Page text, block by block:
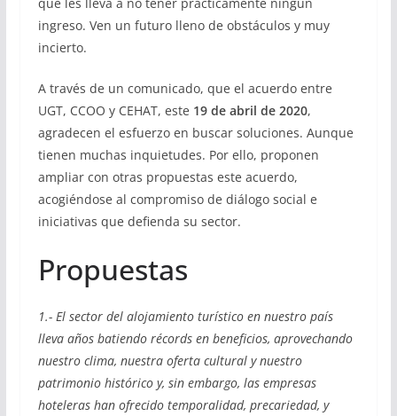
ingreso. Ven un futuro lleno de obstáculos y muy
incierto.
A través de un comunicado, que el acuerdo entre
UGT, CCOO y CEHAT, este 19 de abril de 2020,
agradecen el esfuerzo en buscar soluciones. Aunque
tienen muchas inquietudes. Por ello, proponen
ampliar con otras propuestas este acuerdo,
acogiéndose al compromiso de diálogo social e
iniciativas que defienda su sector.
Propuestas
1.- El sector del alojamiento turístico en nuestro país
lleva años batiendo récords en beneficios, aprovechando
nuestro clima, nuestra oferta cultural y nuestro
patrimonio histórico y, sin embargo, las empresas
hoteleras han ofrecido temporalidad, precariedad, y